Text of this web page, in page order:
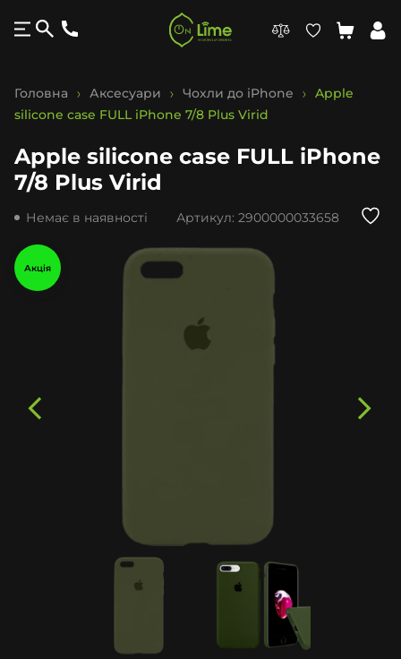
Головна Аксесуари Чохли до iPhone
Apple
silicone case FULL iPhone 7/8 Plus Virid
Apple silicone case FULL iPhone
7/8 Plus Virid
Немає в наявності Артикул: 2900000033658
Акція